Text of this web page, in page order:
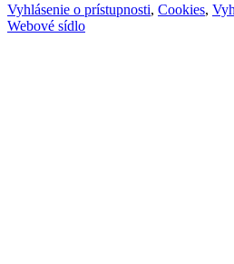
Vyhlásenie o prístupnosti, Cookies,
Webové sídlo